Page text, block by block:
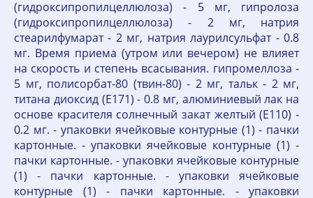
(гидроксипропилцеллюлоза) - 5 мг, гипролоза
(гидроксипропилцеллюлоза) - 2 мг, натрия
стеарилфумарат - 2 мг, натрия лаурилсульфат - 0.8
мг. Время приема (утром или вечером) не влияет
на скорость и степень всасывания. гипромеллоза -
5 мг, полисорбат-80 (твин-80) - 2 мг, тальк - 2 мг,
титана диоксид (Е171) - 0.8 мг, алюминиевый лак на
основе красителя солнечный закат желтый (Е110) -
0.2 мг. - упаковки ячейковые контурные (1) - пачки
картонные. - упаковки ячейковые контурные (1) -
пачки картонные. - упаковки ячейковые контурные
(1) - пачки картонные. - упаковки ячейковые
контурные (1) - пачки картонные. - упаковки